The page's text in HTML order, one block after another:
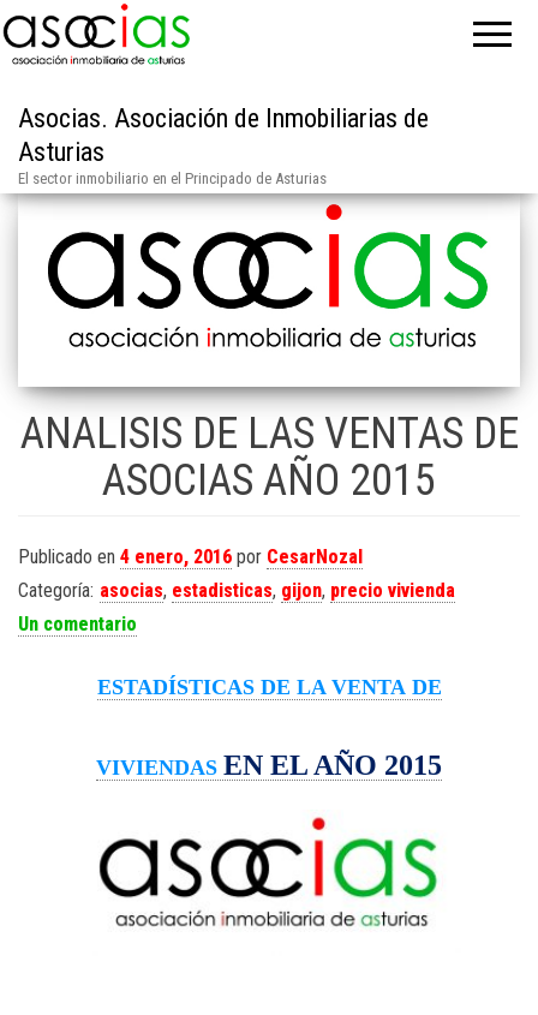
Asocias. Asociación de Inmobiliarias de
Asturias
El sector inmobiliario en el Principado de Asturias
ANALISIS DE LAS VENTAS DE
ASOCIAS AÑO 2015
Publicado en 4 enero, 2016 por CesarNozal
Categoría: asocias, estadisticas, gijon, precio vivienda
Un comentario
ESTADÍSTICAS DE LA VENTA DE
VIVIENDAS EN EL AÑO 2015